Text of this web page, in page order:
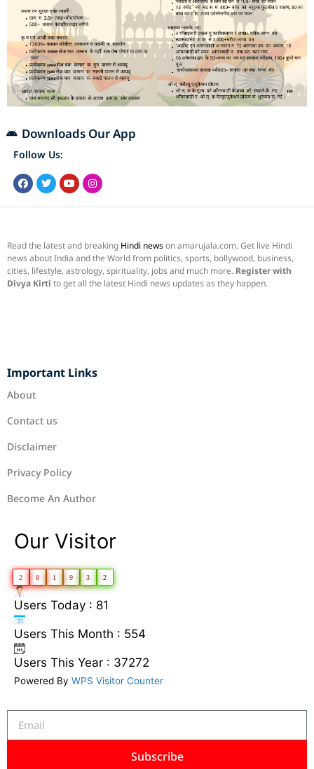
Downloads Our App
Follow Us:
Read the latest and breaking Hindi newson amarujala.com. Get live Hindi
news about India and the World from politics, sports, bollywood, business,
cities, lifestyle, astrology, spirituality, jobs and much more. Register with
Divya Kirti to get all the latest Hindi news updates as they happen.
Important Links
About
Contact us
Disclaimer
Privacy Policy
Become An Author
Our Visitor
2 8 1 9 3 2
Users Today : 81
Users This Month : 554
Users This Year : 37272
Powered By WPS Visitor Counter
Subscribe